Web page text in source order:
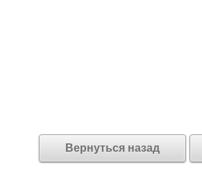
Вернуться назад